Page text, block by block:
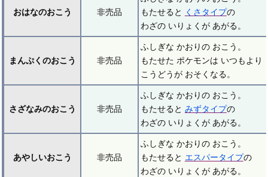
おはなのおこう 非売品
もたせると
くさタイプの
わざの いりょくが あがる。
まんぷくのおこう 非売品
ふしぎな かおりの おこう。
もたせた ポケモンは いつもより
こうどうが おそくなる。
さざなみのおこう 非売品
ふしぎな かおりの おこう。
もたせると みずタイプの
わざの いりょくが あがる。
あやしいおこう 非売品
ふしぎな かおりの おこう。
もたせると エスパータイプの
わざの いりょくが あがる。